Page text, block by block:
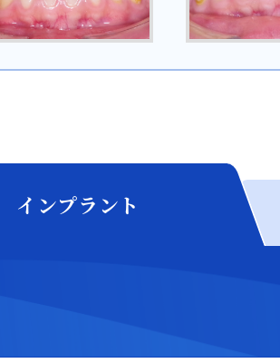
インプラント